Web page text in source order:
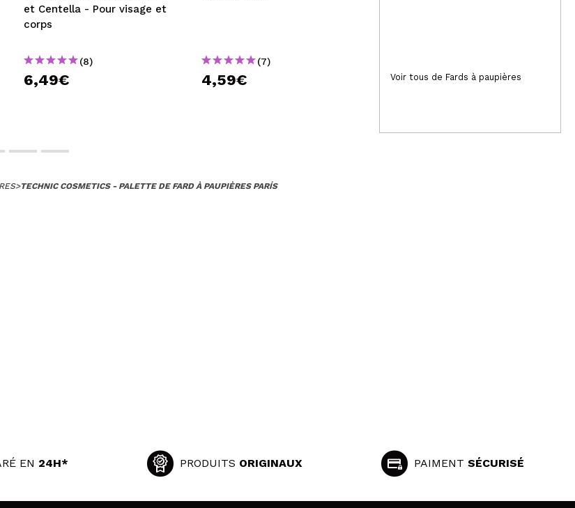
et Centella - Pour visage et
corps
(8)
6,49€
(7)
4,59€ 18,00€
Voir tous de Fards à paupières
>TECHNIC COSMETICS - PALETTE DE FARD À PAUPIÈRES PARÍS
EN 24H* PRODUITS ORIGINAUX PAIMENT SÉCURISÉ